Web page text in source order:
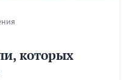
которых